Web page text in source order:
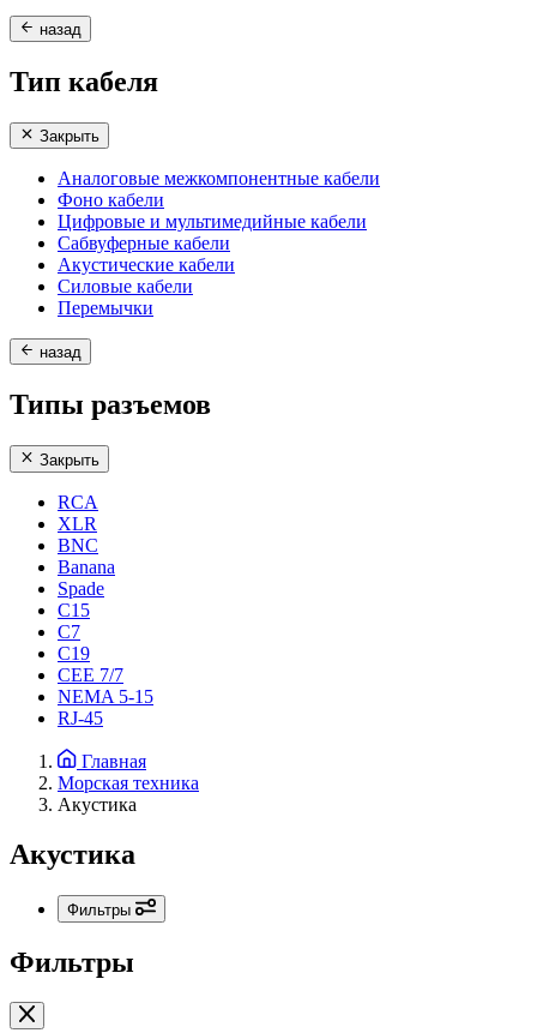
назад
Тип кабеля
Закрыть
Аналоговые межкомпонентные кабели
Фоно кабели
Цифровые и мультимедийные кабели
Сабвуферные кабели
Акустические кабели
Силовые кабели
Перемычки
назад
Типы разъемов
Закрыть
RCA
XLR
BNC
Banana
Spade
C15
С7
C19
CEE 7/7
NEMA 5-15
RJ-45
Главная
Морская техника
Акустика
Акустика
Фильтры
Фильтры